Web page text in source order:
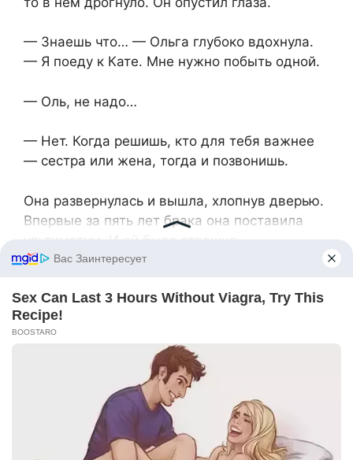
— Знаешь что… — Ольга глубоко вдохнула.
— Я поеду к Кате. Мне нужно побыть одной.
— Оль, не надо…
— Нет. Когда решишь, кто для тебя важнее
— сестра или жена, тогда и позвонишь.
Она развернулась и вышла, хлопнув дверью.
Впервые за пять лет брака она поставила
обняла и проводила в гостевую.
— Давно пора было так сделать, — сказала
— А вдруг я перегнула палку? — Ольга
сжала чашку дрожащими руками. — Может,
я и правда эгоистка?